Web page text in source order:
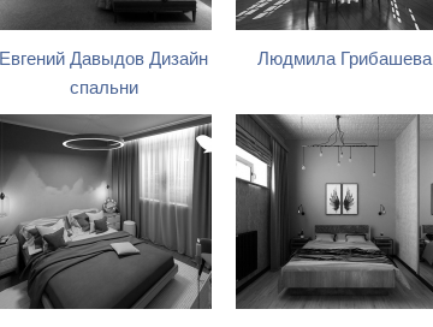
Евгений Давыдов Дизайн
спальни
Людмила Грибашева